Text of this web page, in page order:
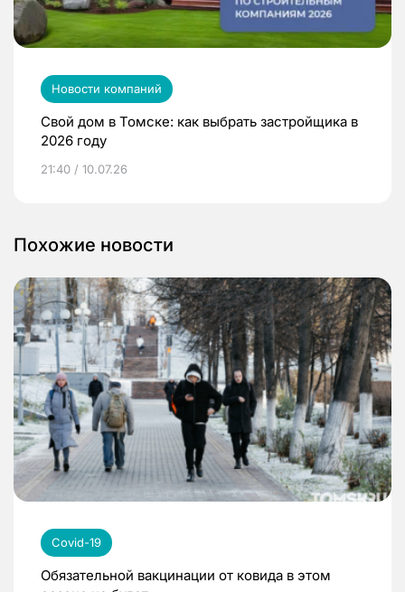
Новости компаний
Свой дом в Томске: как выбрать застройщика в
2026 году
21:40 / 10.07.26
Похожие новости
Covid-19
Обязательной вакцинации от ковида в этом